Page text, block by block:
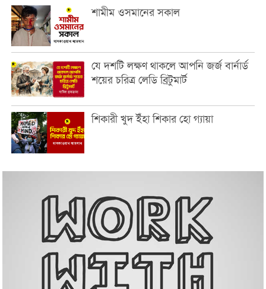
শামীম ওসমানের সকাল
যে দশটি লক্ষণ থাকলে আপনি জর্জ বার্নার্ড
শয়ের চরিত্র লেডি ব্রিটুমার্ট
শিকারী খুদ ইঁহা শিকার হো গ্যায়া